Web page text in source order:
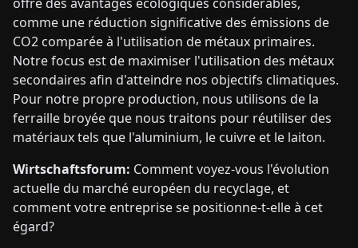
comme une réduction significative des émissions de
CO2 comparée à l'utilisation de métaux primaires.
Notre focus est de maximiser l'utilisation des métaux
secondaires afin d'atteindre nos objectifs climatiques.
Pour notre propre production, nous utilisons de la
ferraille broyée que nous traitons pour réutiliser des
matériaux tels que l'aluminium, le cuivre et le laiton.
Wirtschaftsforum: Comment voyez-vous l'évolution
actuelle du marché européen du recyclage, et
comment votre entreprise se positionne-t-elle à cet
égard?